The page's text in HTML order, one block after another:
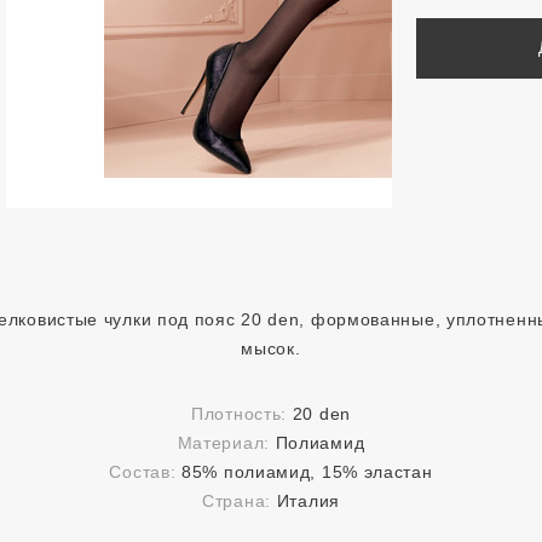
чулки под пояс 20 den, формованные,
мысок.
Плотность: 20 den
Материал: Полиамид
Состав:85% полиамид, 15% эластан
Страна: Италия